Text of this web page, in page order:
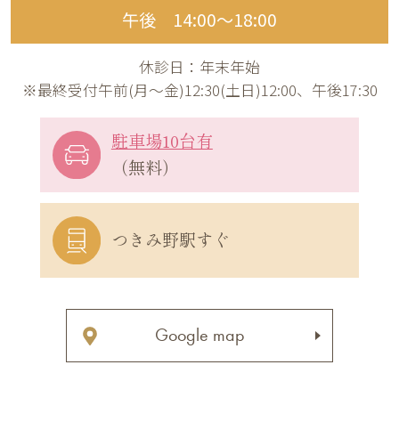
午後 14:00〜18:00
休診日：年末年始
※最終受付午前(月～金)12:30(土日)12:00、午後17:30
駐車場10台有
（無料）
つきみ野駅すぐ
Google map